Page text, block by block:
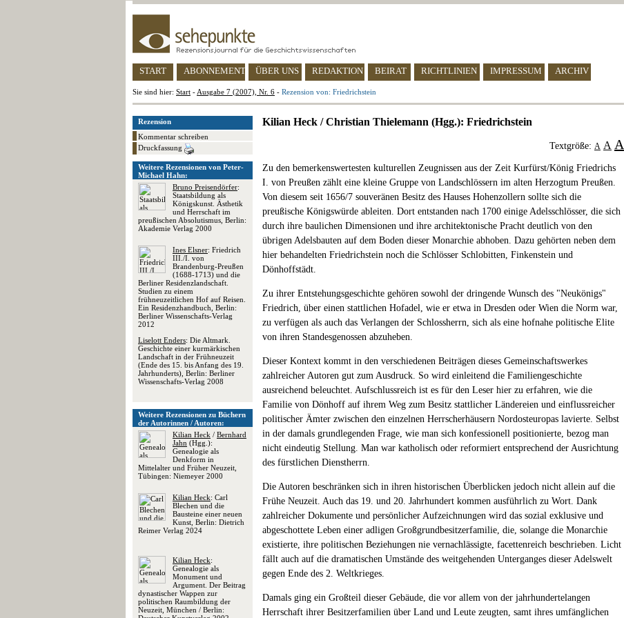
START ABONNEMENT ÜBER UNS REDAKTION BEIRAT RICHTLINIEN IMPRESSUM ARCHIV
Sie sind hier: Start - Ausgabe 7 (2007), Nr. 6 - Rezension von: Friedrichstein
Rezension
Kommentar schreiben
Druckfassung
Weitere Rezensionen von Peter-
Michael Hahn:
Bruno Preisendörfer:
Staatsbildung als
Königskunst. Ästhetik
und Herrschaft im
preußischen Absolutismus, Berlin:
Akademie Verlag 2000
Ines Elsner: Friedrich
III./I. von
Brandenburg-Preußen
(1688-1713) und die
Berliner Residenzlandschaft.
Studien zu einem
frühneuzeitlichen Hof auf Reisen.
Ein Residenzhandbuch, Berlin:
Berliner Wissenschafts-Verlag
2012
Liselott Enders: Die Altmark.
Geschichte einer kurmärkischen
Landschaft in der Frühneuzeit
(Ende des 15. bis Anfang des 19.
Jahrhunderts), Berlin: Berliner
Wissenschafts-Verlag 2008
Weitere Rezensionen zu Büchern
der Autorinnen / Autoren:
Kilian Heck / Bernhard
Jahn (Hgg.):
Genealogie als
Denkform in
Mittelalter und Früher Neuzeit,
Tübingen: Niemeyer 2000
Kilian Heck: Carl
Blechen und die
Bausteine einer neuen
Kunst, Berlin: Dietrich
Reimer Verlag 2024
Kilian Heck:
Genealogie als
Monument und
Argument. Der Beitrag
dynastischer Wappen zur
politischen Raumbildung der
Neuzeit, München / Berlin:
Kilian Heck / Christian Thielemann (Hgg.): Friedrichstein
Textgröße: A A A
Zu den bemerkenswertesten kulturellen Zeugnissen aus der Zeit Kurfürst/König Friedrichs
I. von Preußen zählt eine kleine Gruppe von Landschlössern im alten Herzogtum Preußen.
Von diesem seit 1656/7 souveränen Besitz des Hauses Hohenzollern sollte sich die
preußische Königswürde ableiten. Dort entstanden nach 1700 einige Adelsschlösser, die sich
durch ihre baulichen Dimensionen und ihre architektonische Pracht deutlich von den
übrigen Adelsbauten auf dem Boden dieser Monarchie abhoben. Dazu gehörten neben dem
hier behandelten Friedrichstein noch die Schlösser Schlobitten, Finkenstein und
Dönhoffstädt.
Zu ihrer Entstehungsgeschichte gehören sowohl der dringende Wunsch des "Neukönigs"
Friedrich, über einen stattlichen Hofadel, wie er etwa in Dresden oder Wien die Norm war,
zu verfügen als auch das Verlangen der Schlossherrn, sich als eine hofnahe politische Elite
von ihren Standesgenossen abzuheben.
Dieser Kontext kommt in den verschiedenen Beiträgen dieses Gemeinschaftswerkes
zahlreicher Autoren gut zum Ausdruck. So wird einleitend die Familiengeschichte
ausreichend beleuchtet. Aufschlussreich ist es für den Leser hier zu erfahren, wie die
Familie von Dönhoff auf ihrem Weg zum Besitz stattlicher Ländereien und einflussreicher
politischer Ämter zwischen den einzelnen Herrscherhäusern Nordosteuropas lavierte. Selbst
in der damals grundlegenden Frage, wie man sich konfessionell positionierte, bezog man
nicht eindeutig Stellung. Man war katholisch oder reformiert entsprechend der Ausrichtung
des fürstlichen Dienstherrn.
Die Autoren beschränken sich in ihren historischen Überblicken jedoch nicht allein auf die
Frühe Neuzeit. Auch das 19. und 20. Jahrhundert kommen ausführlich zu Wort. Dank
zahlreicher Dokumente und persönlicher Aufzeichnungen wird das sozial exklusive und
abgeschottete Leben einer adligen Großgrundbesitzerfamilie, die, solange die Monarchie
existierte, ihre politischen Beziehungen nie vernachlässigte, facettenreich beschrieben. Licht
fällt auch auf die dramatischen Umstände des weitgehenden Unterganges dieser Adelswelt
gegen Ende des 2. Weltkrieges.
Damals ging ein Großteil dieser Gebäude, die vor allem von der jahrhundertelangen
Herrschaft ihrer Besitzerfamilien über Land und Leute zeugten, samt ihres umfänglichen